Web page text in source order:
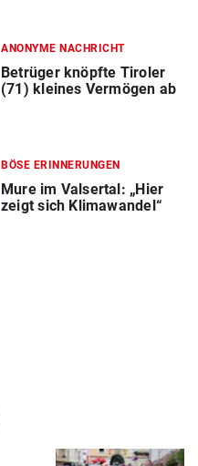
ANONYME NACHRICHT
Betrüger knöpfte Tiroler
(71) kleines Vermögen ab
BÖSE ERINNERUNGEN
Mure im Valsertal: „Hier
zeigt sich Klimawandel“